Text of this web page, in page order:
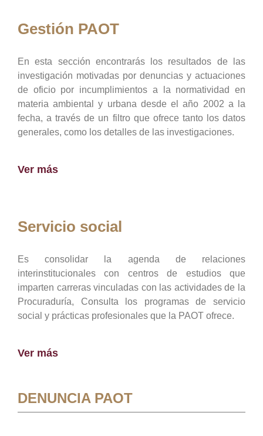
Gestión PAOT
En esta sección encontrarás los resultados de las
investigación motivadas por denuncias y actuaciones
de oficio por incumplimientos a la normatividad en
materia ambiental y urbana desde el año 2002 a la
fecha, a través de un filtro que ofrece tanto los datos
generales, como los detalles de las investigaciones.
Ver más
Servicio social
Es consolidar la agenda de relaciones
interinstitucionales con centros de estudios que
imparten carreras vinculadas con las actividades de la
Procuraduría, Consulta los programas de servicio
social y prácticas profesionales que la PAOT ofrece.
Ver más
DENUNCIA PAOT